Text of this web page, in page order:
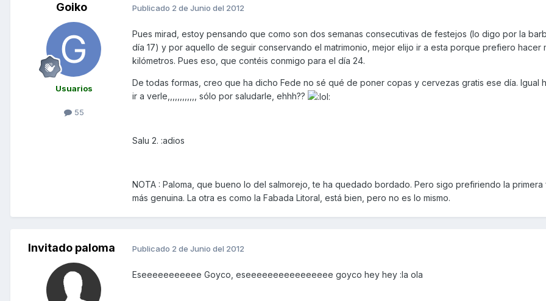
Goiko
Usuarios
55
Publicado 2 de Junio del 2012
Pues mirad, estoy pensando que como son dos semanas consecutivas de festejos (lo digo por la
día 17) y por aquello de seguir conservando el matrimonio, mejor elijo ir a esta porque prefiero hacer
kilómetros. Pues eso, que contéis conmigo para el día 24.
De todas formas, creo que ha dicho Fede no sé qué de poner copas y cervezas gratis ese día. Igual
ir a verle,,,,,,,,,,,, sólo por saludarle, ehhh??
Salu 2. :adios
NOTA : Paloma, que bueno lo del salmorejo, te ha quedado bordado. Pero sigo prefiriendo la primera
más genuina. La otra es como la Fabada Litoral, está bien, pero no es lo mismo.
Invitado paloma Publicado 2 de Junio del 2012
Eseeeeeeeeeee Goyco, eseeeeeeeeeeeeeeee goyco hey hey :la ola